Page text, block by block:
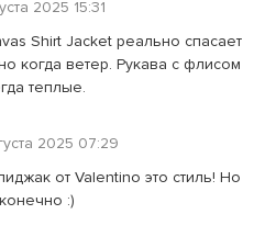
2025 15:31
Shirt Jacket реально спасает
когда ветер. Рукава с флисом
теплые.
2025 07:29
от Valentino это стиль! Но
:)